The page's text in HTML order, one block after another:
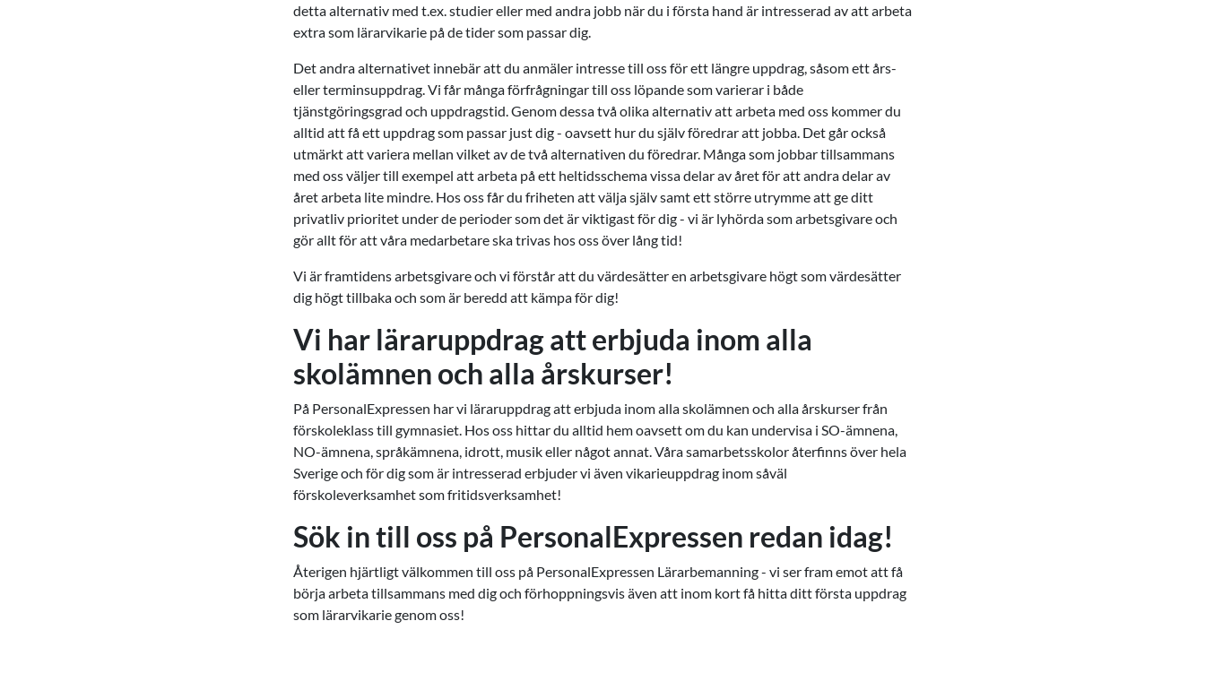
detta alternativ med t.ex. studier eller med andra jobb när du i första hand är intresserad av att arbeta
extra som lärarvikarie på de tider som passar dig.
Det andra alternativet innebär att du anmäler intresse till oss för ett längre uppdrag, såsom ett års-
eller terminsuppdrag. Vi får många förfrågningar till oss löpande som varierar i både
tjänstgöringsgrad och uppdragstid. Genom dessa två olika alternativ att arbeta med oss kommer du
alltid att få ett uppdrag som passar just dig - oavsett hur du själv föredrar att jobba. Det går också
utmärkt att variera mellan vilket av de två alternativen du föredrar. Många som jobbar tillsammans
med oss väljer till exempel att arbeta på ett heltidsschema vissa delar av året för att andra delar av
året arbeta lite mindre. Hos oss får du friheten att välja själv samt ett större utrymme att ge ditt
privatliv prioritet under de perioder som det är viktigast för dig - vi är lyhörda som arbetsgivare och
gör allt för att våra medarbetare ska trivas hos oss över lång tid!
Vi är framtidens arbetsgivare och vi förstår att du värdesätter en arbetsgivare högt som värdesätter
dig högt tillbaka och som är beredd att kämpa för dig!
Vi har läraruppdrag att erbjuda inom alla
skolämnen och alla årskurser!
På PersonalExpressen har vi läraruppdrag att erbjuda inom alla skolämnen och alla årskurser från
förskoleklass till gymnasiet. Hos oss hittar du alltid hem oavsett om du kan undervisa i SO-ämnena,
NO-ämnena, språkämnena, idrott, musik eller något annat. Våra samarbetsskolor återfinns över hela
Sverige och för dig som är intresserad erbjuder vi även vikarieuppdrag inom såväl
förskoleverksamhet som fritidsverksamhet!
Sök in till oss på PersonalExpressen redan idag!
Återigen hjärtligt välkommen till oss på PersonalExpressen Lärarbemanning - vi ser fram emot att få
börja arbeta tillsammans med dig och förhoppningsvis även att inom kort få hitta ditt första uppdrag
som lärarvikarie genom oss!